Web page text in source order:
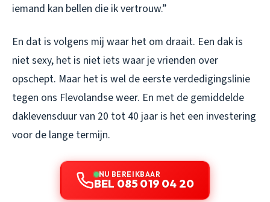
iemand kan bellen die ik vertrouw.”
En dat is volgens mij waar het om draait. Een dak is
niet sexy, het is niet iets waar je vrienden over
opschept. Maar het is wel de eerste verdedigingslinie
tegen ons Flevolandse weer. En met de gemiddelde
daklevensduur van 20 tot 40 jaar is het een investering
voor de lange termijn.
NU BEREIKBAAR
BEL 085 019 04 20